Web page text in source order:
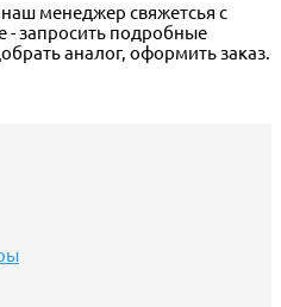
менеджер свяжетсья с
- запросить подробные
аналог, оформить заказ.